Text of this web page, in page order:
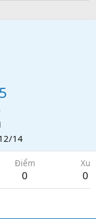
14
Điểm
0
Xu
0